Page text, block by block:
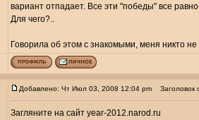
вариант отпадает. Все эти "победы" все
Для чего?..
Говорила об этом с знакомыми, меня никто
Добавлено: Чт Июл 03, 2008 12:04 pm Заголовок
Загляните на сайт year-2012.narod.ru